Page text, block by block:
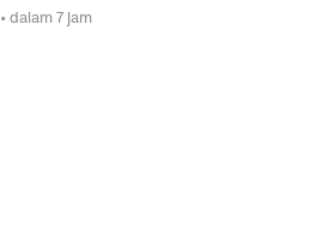
•dalam 7 jam